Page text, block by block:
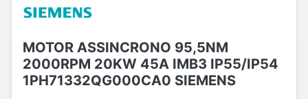
MOTOR ASSINCRONO 95,5NM
2000RPM 20KW 45A IMB3 IP55/IP54
1PH71332QG000CA0 SIEMENS